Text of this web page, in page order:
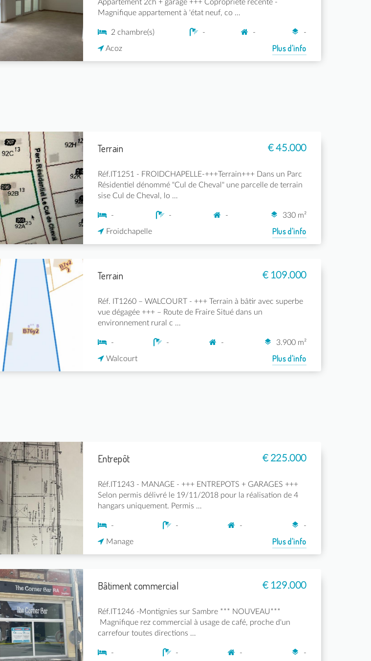
Appartement 2ch + garage +++ Copropriété récente -
Magnifique appartement à 'état neuf, co …
2 chambre(s) - - -
Acoz Plus d'info
Terrain € 45.000
Réf.IT1251 - FROIDCHAPELLE-+++Terrain+++ Dans un Parc
Résidentiel dénommé "Cul de Cheval" une parcelle de terrain
sise Cul de Cheval, lo …
- - - 330 m²
Froidchapelle Plus d'info
Terrain € 109.000
Réf. IT1260 – WALCOURT - +++ Terrain à bâtir avec superbe
vue dégagée +++ – Route de Fraire Situé dans un
environnement rural c …
- - - 3.900 m²
Walcourt Plus d'info
Entrepôt € 225.000
Réf.IT1243 - MANAGE - +++ ENTREPOTS + GARAGES +++
Selon permis délivré le 19/11/2018 pour la réalisation de 4
hangars uniquement. Permis …
- - - -
Manage Plus d'info
Bâtiment commercial € 129.000
Réf.IT1246 -Montignies sur Sambre *** NOUVEAU***
Magnifique rez commercial à usage de café, proche d'un
carrefour toutes directions …
- - - -